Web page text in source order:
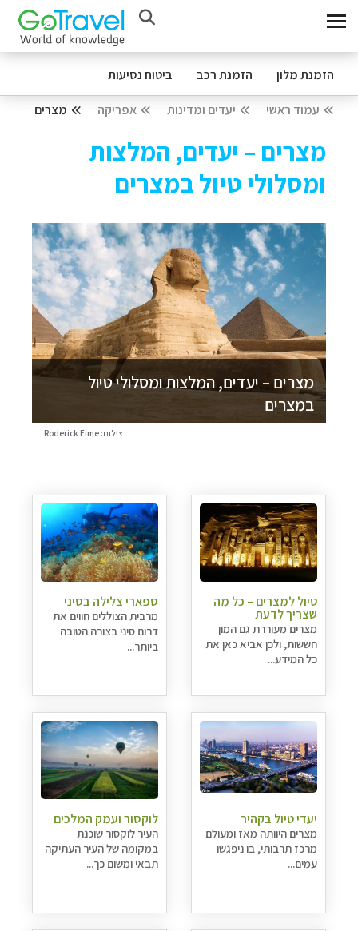
הזמנת מלון הזמנת רכב ביטוח נסיעות
עמוד ראשי יעדים ומדינות אפריקה מצרים
מצרים – יעדים, המלצות
ומסלולי טיול במצרים
מצרים – יעדים, המלצות ומסלולי טיול
במצרים
צילום: Roderick Eime
טיול למצרים – כל מה
שצריך לדעת
מצרים מעוררת גם המון
חששות, ולכן אביא כאן את
כל המידע...
ספארי צלילה בסיני
מרבית הצוללים חווים את
דרום סיני בצורה הטובה
ביותר...
יעדי טיול בקהיר
מצרים היוותה מאז ומעולם
מרכז תרבותי, בו ניפגשו
עמים...
לוקסור ועמק המלכים
העיר לוקסור שוכנת
במקומה של העיר העתיקה
תבאי ומשום כך...